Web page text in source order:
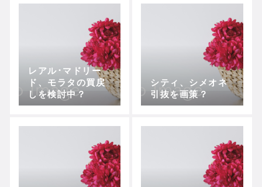
レアル･マドリー
ド、モラタの買戻
しを検討中？
シティ、シメオネ
引抜を画策？